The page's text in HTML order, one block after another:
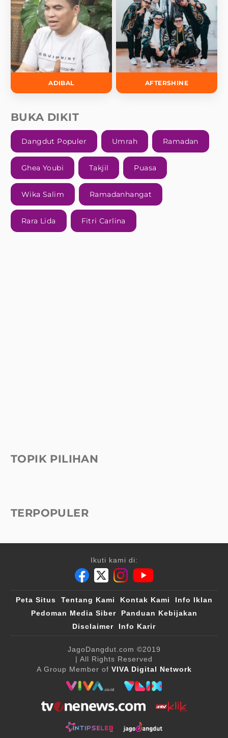
ADIBAL AFTERSHINE
BUKA DIKIT
Dangdut Populer Umrah Ramadan
Ghea Youbi Takjil Puasa
Wika Salim Ramadanhangat
Rara Lida Fitri Carlina
TOPIK PILIHAN
TERPOPULER
Ikuti kami di:
Peta Situs Tentang Kami Kontak Kami
Info Iklan
Pedoman Media Siber
Panduan Kebijakan
Disclaimer
Info Karir
JagoDangdut.com ©2019
| All Rights Reserved
A Group Member of VIVA Digital Network